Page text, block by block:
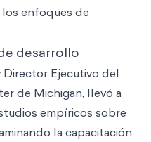
enfoques de
desarrollo
Ejecutivo del
de Michigan, llevó a
empíricos sobre
la capacitación